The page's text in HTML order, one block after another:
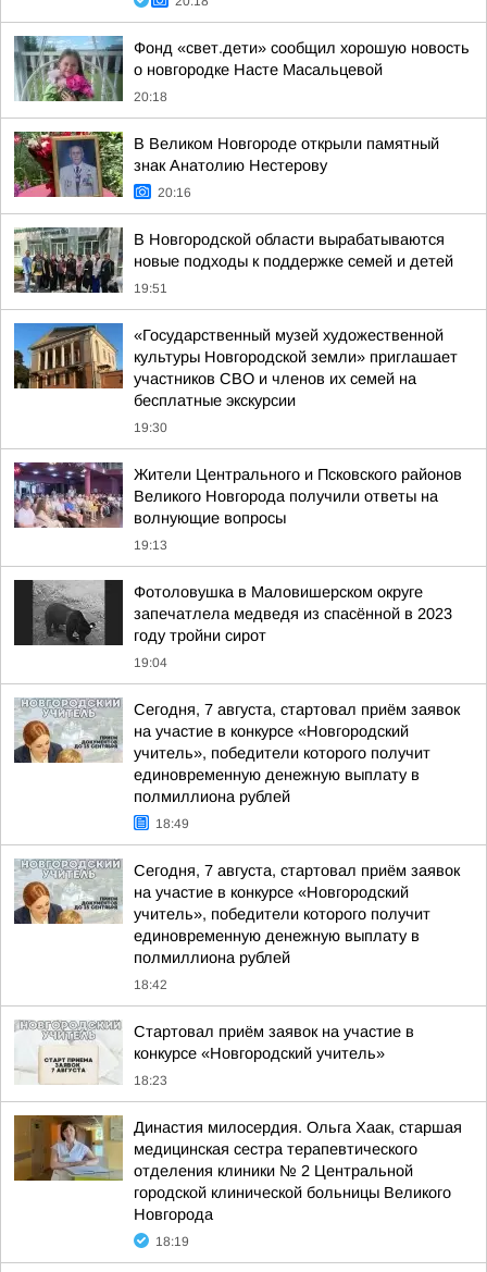
Фонд «свет.дети» сообщил хорошую новость
о новгородке Насте Масальцевой
20:18
В Великом Новгороде открыли памятный
знак Анатолию Нестерову
20:16
В Новгородской области вырабатываются
новые подходы к поддержке семей и детей
19:51
«Государственный музей художественной
культуры Новгородской земли» приглашает
участников СВО и членов их семей на
бесплатные экскурсии
19:30
Жители Центрального и Псковского районов
Великого Новгорода получили ответы на
волнующие вопросы
19:13
Фотоловушка в Маловишерском округе
запечатлела медведя из спасённой в 2023
году тройни сирот
19:04
Сегодня, 7 августа, стартовал приём заявок
на участие в конкурсе «Новгородский
учитель», победители которого получит
единовременную денежную выплату в
полмиллиона рублей
18:49
Сегодня, 7 августа, стартовал приём заявок
на участие в конкурсе «Новгородский
учитель», победители которого получит
единовременную денежную выплату в
полмиллиона рублей
18:42
Стартовал приём заявок на участие в
конкурсе «Новгородский учитель»
18:23
Династия милосердия. Ольга Хаак, старшая
медицинская сестра терапевтического
отделения клиники № 2 Центральной
городской клинической больницы Великого
Новгорода
18:19